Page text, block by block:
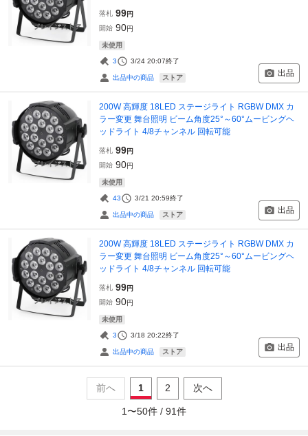
落札 99円
開始 90円
未使用
3 3/24 20:07終了
出品中の商品 ストア 出品
200W 高輝度 18LED ステージライト RGBW DMX カ
ラー変更 舞台照明 ビーム角度25°～60°ムービングヘ
ッドライト 4/8チャンネル 回転可能
落札 99円
開始 90円
未使用
43 3/21 20:59終了
出品中の商品 ストア 出品
200W 高輝度 18LED ステージライト RGBW DMX カ
ラー変更 舞台照明 ビーム角度25°～60°ムービングヘ
ッドライト 4/8チャンネル 回転可能
落札 99円
開始 90円
未使用
3 3/18 20:22終了
出品中の商品 ストア 出品
前へ 1 2 次へ
1 〜50件 / 91件